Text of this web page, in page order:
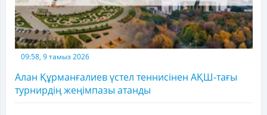
09:58, 9 тамыз 2026
Алан Құрманғалиев үстел теннисінен АҚШ-тағы
турнирдің жеңімпазы атанды